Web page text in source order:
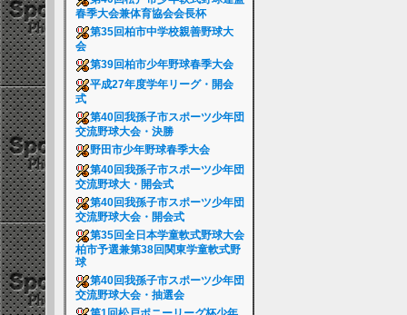
春季大会兼体育協会会長杯
第35回柏市中学校親善野球大
会
第39回柏市少年野球春季大会
平成27年度学年リーグ・開会
式
第40回我孫子市スポーツ少年団
交流野球大会・決勝
野田市少年野球春季大会
第40回我孫子市スポーツ少年団
交流野球大・開会式
第40回我孫子市スポーツ少年団
交流野球大会・開会式
第35回全日本学童軟式野球大会
柏市予選兼第38回関東学童軟式野
球
第40回我孫子市スポーツ少年団
交流野球大会・抽選会